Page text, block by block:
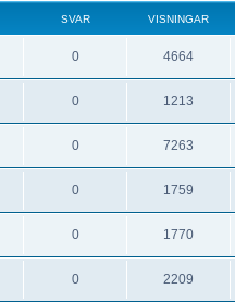
SVAR VISNINGAR
0 4664
0 1213
0 7263
0 1759
0 1770
0 2209